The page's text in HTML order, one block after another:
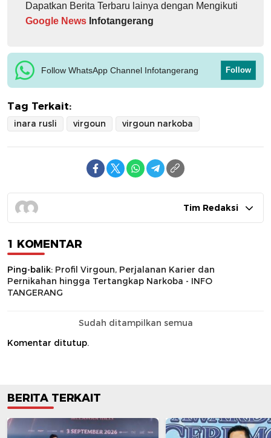
Dapatkan Berita Terbaru lainya dengan Mengikuti
Google News Infotangerang
Follow WhatsApp Channel Infotangerang Follow
Tag Terkait:
inara rusli virgoun virgoun narkoba
Tim Redaksi
1 KOMENTAR
Ping-balik: Profil Virgoun, Perjalanan Karier dan
Pernikahan hingga Tertangkap Narkoba - INFO
TANGERANG
Sudah ditampilkan semua
Komentar ditutup.
BERITA TERKAIT